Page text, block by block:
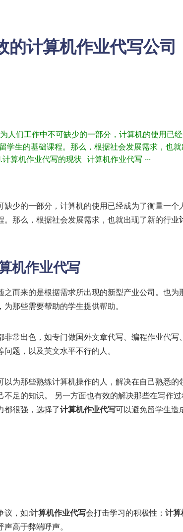
的计算机作业代写公司
人们工作中不可缺少的一部分，计算机的使用已
学生的基础课程。那么，根据社会发展需求，也
计算机作业代写的现状 计算机作业代写 ···
少的一部分，计算机的使用已经成为了衡量一个
那么，根据社会发展需求，也就出现了新的行业
机作业代写
而来的是根据需求所出现的新型产业公司。也为
那些需要帮助的学生提供帮助。
非常出色，如专门做国外文章代写、编程作业代写
题，以及英文水平不行的人。
为那些熟练计算机操作的人，解决在自己熟悉的
足的知识。 另一方面也有效的解决那些在写作
都很强，选择了计算机作业代写可以避免留学生造
议，如:计算机作业代写会打击学习的积极性； 计算
高于弊端呼声。